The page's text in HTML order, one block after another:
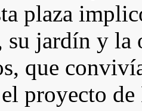
plaza
su jardín y la
que
proyecto